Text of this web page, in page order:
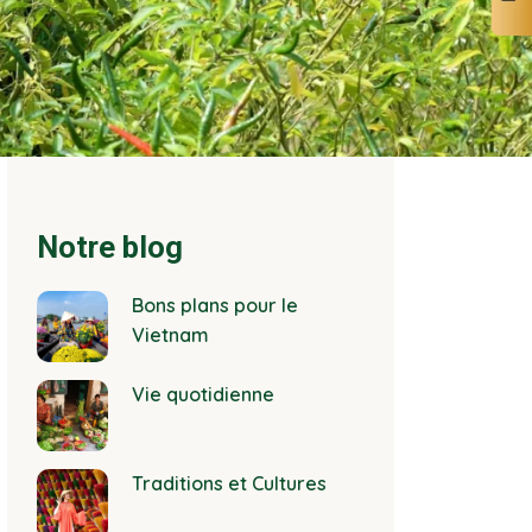
Notre blog
Bons plans pour le
Vietnam
Vie quotidienne
Traditions et Cultures